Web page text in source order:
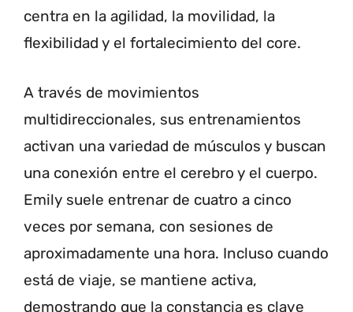
centra en la agilidad, la movilidad, la
flexibilidad y el fortalecimiento del core.
A través de movimientos
multidireccionales, sus entrenamientos
activan una variedad de músculos y buscan
una conexión entre el cerebro y el cuerpo.
Emily suele entrenar de cuatro a cinco
veces por semana, con sesiones de
aproximadamente una hora. Incluso cuando
está de viaje, se mantiene activa,
demostrando que la constancia es clave